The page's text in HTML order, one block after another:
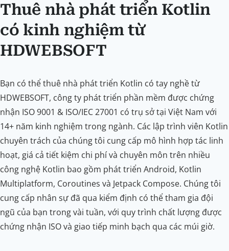
Thuê nhà phát triển Kotlin
có kinh nghiệm từ
HDWEBSOFT
Bạn có thể thuê nhà phát triển Kotlin có tay nghề từ
HDWEBSOFT, công ty phát triển phần mềm được chứng
nhận ISO 9001 & ISO/IEC 27001 có trụ sở tại Việt Nam với
14+ năm kinh nghiệm trong ngành. Các lập trình viên Kotlin
chuyên trách của chúng tôi cung cấp mô hình hợp tác linh
hoạt, giá cả tiết kiệm chi phí và chuyên môn trên nhiều
công nghệ Kotlin bao gồm phát triển Android, Kotlin
Multiplatform, Coroutines và Jetpack Compose. Chúng tôi
cung cấp nhân sự đã qua kiểm định có thể tham gia đội
ngũ của bạn trong vài tuần, với quy trình chất lượng được
chứng nhận ISO và giao tiếp minh bạch qua các múi giờ.